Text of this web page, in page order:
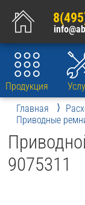
Продукция
Главная
Приводные
9075311